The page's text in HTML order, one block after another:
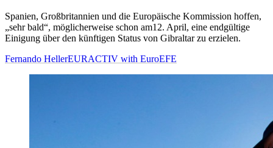
Spanien, Großbritannien und die Europäische Kommission hoffen,
„sehr bald“, möglicherweise schon am12. April, eine endgültige
Einigung über den künftigen Status von Gibraltar zu erzielen.
Fernando HellerEURACTIV with EuroEFE